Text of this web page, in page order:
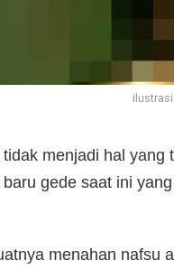
menjadi hal
gede saat ini
menahan nafsu